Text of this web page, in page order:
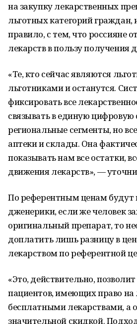
на закупку лекарственных
льготных категорий граждан,
правило, с тем, что россияне
лекарств в пользу получения
«Те, кто сейчас являются
льготниками и останутся.
фиксировать все
связывать в единую цифровую
региональные сегменты, но
аптеки и склады. Она
показывать нам все остатки,
движения лекарств», —
По референтным ценам будут
дженерики, если же человек
оригинальный препарат, то
доплатить лишь разницу в
лекарством по референтной
«Это, действительно,
пациентов, имеющих право на
бесплатными лекарствами, а
значительной скидкой.